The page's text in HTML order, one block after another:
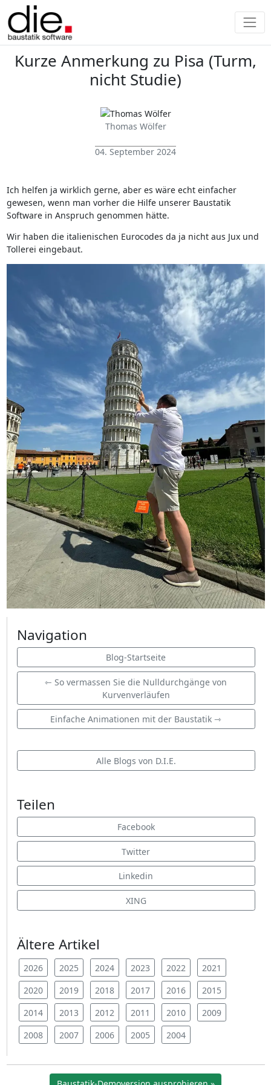
Kurze Anmerkung zu Pisa (Turm,
nicht Studie)
Thomas Wölfer
04. September 2024
Ich helfen ja wirklich gerne, aber es wäre echt einfacher
gewesen, wenn man vorher die Hilfe unserer Baustatik
Software in Anspruch genommen hätte.
Wir haben die italienischen Eurocodes da ja nicht aus Jux und
Tollerei eingebaut.
Navigation
Blog-Startseite
⇽ So vermassen Sie die Nulldurchgänge von
Kurvenverläufen
Einfache Animationen mit der Baustatik ⇾
Alle Blogs von D.I.E.
Teilen
Facebook
Twitter
Linkedin
XING
Ältere Artikel
2026 2025 2024 2023 2022
2021
2020
2019 2018 2017 2016
2015
2014
2013 2012 2011 2010
2009
2008
2007 2006 2005 2004